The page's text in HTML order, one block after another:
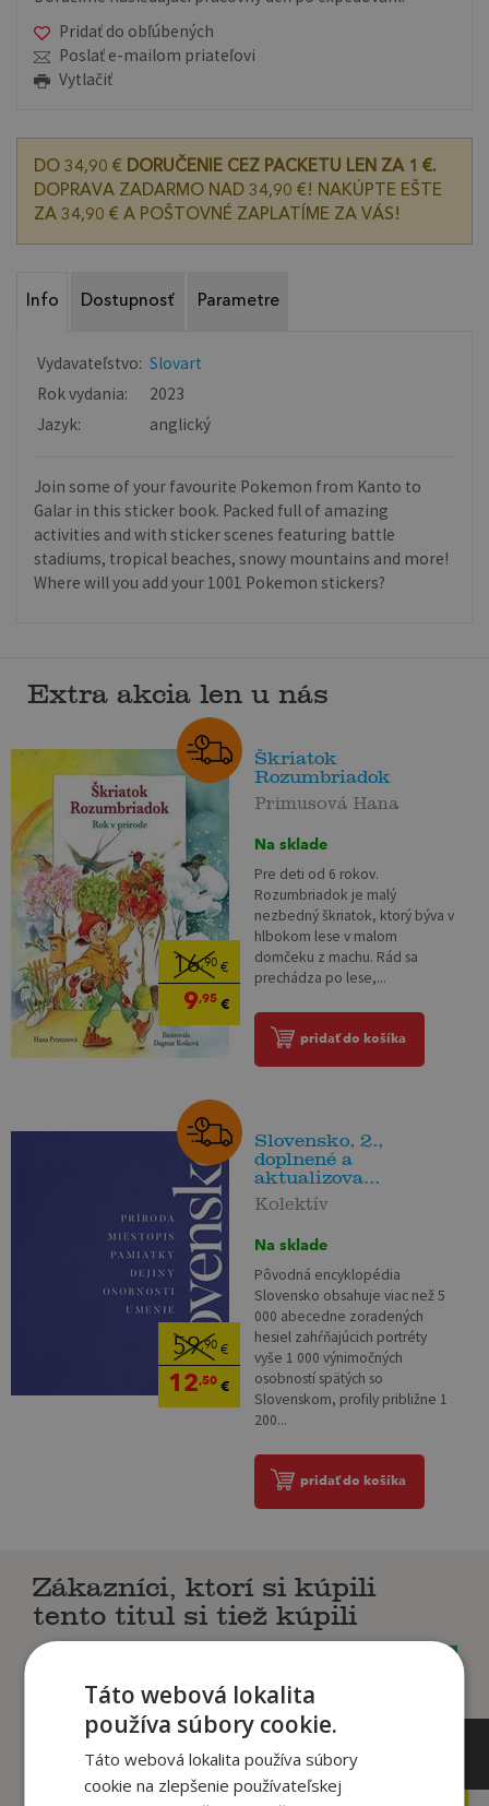
Pridať do obľúbených
Poslať e-mailom priateľovi
Vytlačiť
DO 34,90 € DORUČENIE CEZ PACKETU LEN ZA 1 €.
DOPRAVA ZADARMO NAD 34,90 €! NAKÚPTE EŠTE
ZA 34,90 € A POŠTOVNÉ ZAPLATÍME ZA VÁS!
Info Dostupnosť Parametre
Vydavateľstvo: Slovart
Rok vydania:
2023
Jazyk:
anglický
Join some of your favourite Pokemon from Kanto to
Galar in this sticker book. Packed full of amazing
activities and with sticker scenes featuring battle
stadiums, tropical beaches, snowy mountains and more!
Where will you add your 1001 Pokemon stickers?
Extra akcia len u nás
16,90€
9,95€
Škriatok
Rozumbriadok
Primusová Hana
Na sklade
Pre deti od 6 rokov.
Rozumbriadok je malý
nezbedný škriatok, ktorý býva v
hlbokom lese v malom
domčeku z machu. Rád sa
prechádza po lese,...
pridať do košíka
59,90€
12,50€
Slovensko, 2.,
doplnené a
aktualizova...
Kolektív
Na sklade
Pôvodná encyklopédia
Slovensko obsahuje viac než 5
000 abecedne zoradených
hesiel zahŕňajúcich portréty
vyše 1 000 výnimočných
osobností spätých so
Slovenskom, profily približne 1
200...
pridať do košíka
Zákazníci, ktorí si kúpili
tento titul si tiež kúpili
Táto webová lokalita
používa súbory cookie.
Táto webová lokalita používa súbory
cookie na zlepšenie používateľskej